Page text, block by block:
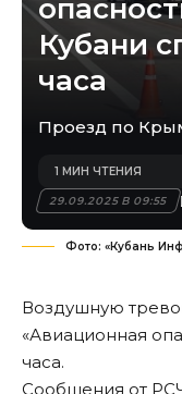
Кубани
часа
Проезд по
29.09.2025 В 09:55
1 МИН ЧТЕНИЯ
Фото: «Кубань
Воздушную
«Авиационная
часа.
Сообщения от